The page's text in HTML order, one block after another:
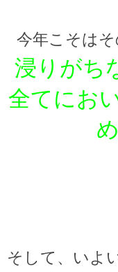
今年こそは
浸りがち
全てにお
そして、いよ